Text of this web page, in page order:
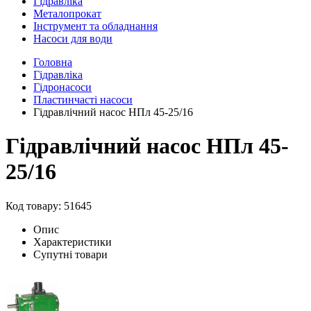
Металопрокат
Інструмент та обладнання
Насоси для води
Головна
Гідравліка
Гідронасоси
Пластинчасті насоси
Гідравлічний насос НПл 45-25/16
Гідравлічний насос НПл 45-
25/16
Код товару: 51645
Опис
Характеристики
Супутні товари